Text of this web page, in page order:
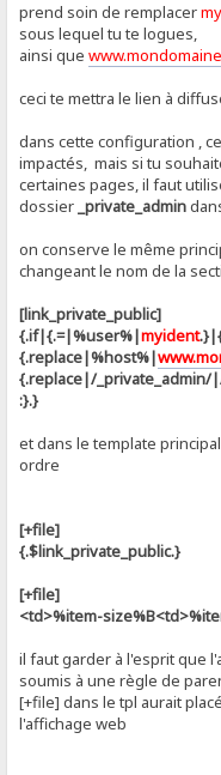
prend soin de remplacer
sous lequel tu te logues,
ainsi que
ceci te mettra le lien à
dans cette configuration ,
impactés, mais si tu
certaines pages, il faut
dossier _private_admin
on conserve le même
changeant le nom de la
[link_private_public]
{.if|{.=|%user%|myident
{.replace|%host%|
{.replace|/
:}.}
et dans le template
ordre
[+file]
{.$link_private_public.}
[+file]
<td>%item-
il faut garder à l'esprit que
soumis à une règle de
[+file] dans le tpl aurait
l'affichage web